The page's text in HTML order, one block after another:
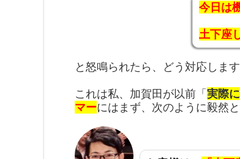
今日は
土下座
と怒鳴られたら、どう対応しま
これは私、加賀田が以前「 実際に
マーにはまず、次のように毅然